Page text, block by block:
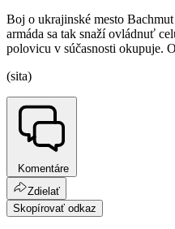
Boj o ukrajinské mesto
armáda sa tak snaží ovládnuť
polovicu v súčasnosti okupuje.
(sita)
Komentáre
Zdielať
Skopírovať odkaz